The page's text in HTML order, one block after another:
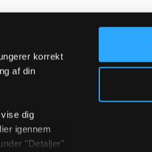
korrekt
af din
dig
igennem
"Detaljer"